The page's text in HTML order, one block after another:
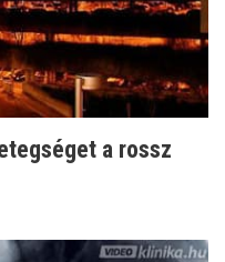
a rossz